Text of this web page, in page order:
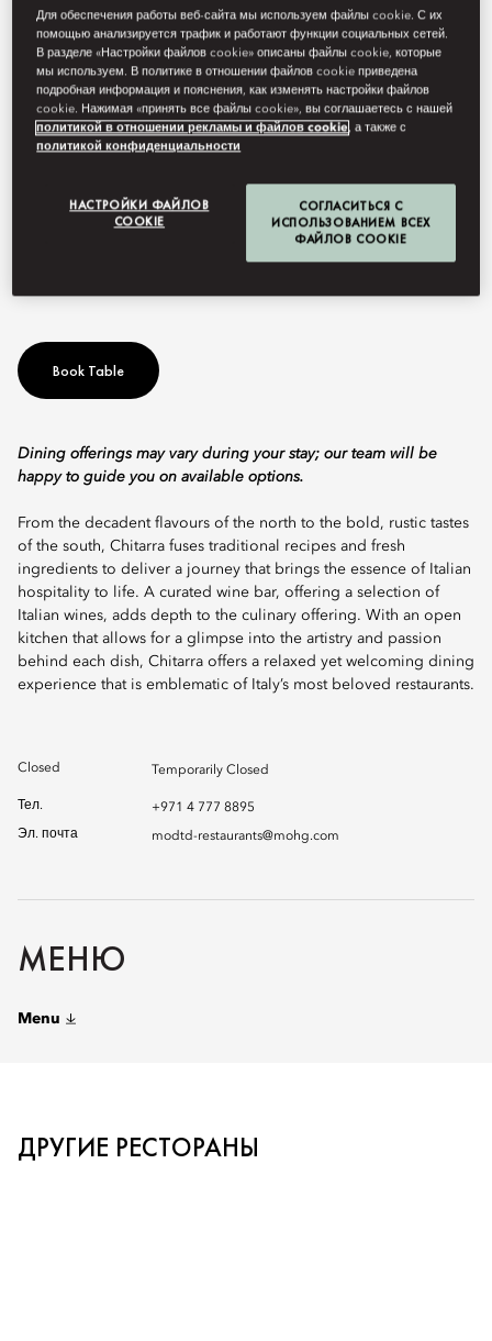
View All
Book Table
Dining offerings may vary during your stay; our team will be
happy to guide you on available options.
From the decadent flavours of the north to the bold, rustic tastes
of the south, Chitarra fuses traditional recipes and fresh
ingredients to deliver a journey that brings the essence of Italian
hospitality to life. A curated wine bar, offering a selection of
Italian wines, adds depth to the culinary offering. With an open
kitchen that allows for a glimpse into the artistry and passion
behind each dish, Chitarra offers a relaxed yet welcoming dining
experience that is emblematic of Italy’s most beloved restaurants.
Closed Temporarily Closed
Тел.
+971 4 777 8895
Эл. почта
modtd-restaurants@mohg.com
МЕНЮ
Menu
ДРУГИЕ РЕСТОРАНЫ
Для обеспечения работы веб-сайта мы используем файлы cookie. С их
помощью анализируется трафик и работают функции социальных сетей.
В разделе «Настройки файлов cookie» описаны файлы cookie, которые
мы используем. В политике в отношении файлов cookie приведена
подробная информация и пояснения, как изменять настройки файлов
cookie. Нажимая «принять все файлы cookie», вы соглашаетесь с нашей
политикой в отношении рекламы и файлов cookie, а также с
политикой конфиденциальности
НАСТРОЙКИ ФАЙЛОВ
COOKIE
СОГЛАСИТЬСЯ С
ИСПОЛЬЗОВАНИЕМ ВСЕХ
ФАЙЛОВ COOKIE